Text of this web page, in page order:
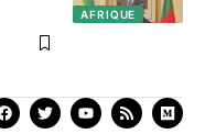
AFRIQUE